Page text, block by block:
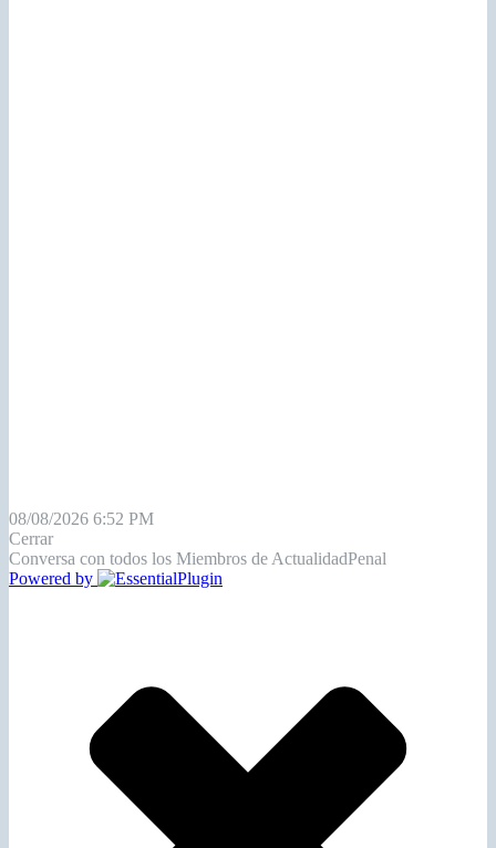
08/08/2026 6:52 PM
Cerrar
Conversa con todos los Miembros de ActualidadPenal
Powered by